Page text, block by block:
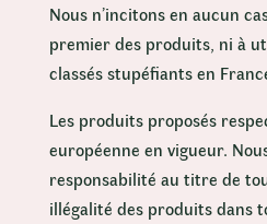
Nous n’incitons en aucun
premier des produits, ni à
classés stupéfiants en
Les produits proposés
européenne en vigueur.
responsabilité au titre de
illégalité des produits dans